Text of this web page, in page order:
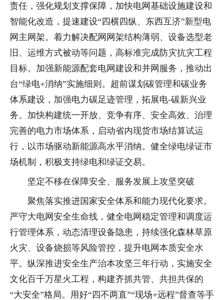
责任，强化规划支撑保障，加快电网基础设施建设和
智能化改造，提速建设“四横四纵、东西互济”新型电
网主网架。着力解决配网网架结构薄弱、设备选型老
旧、运维方式被动等问题，高标准完成防灾抗灾工程
目标。加强新能源配套电网建设和并网服务，推动出
台“绿电+消纳”实施细则。超前谋划碳管理和碳业务
体系建设，加强电力碳足迹管理，拓展电-碳新兴业
务。加快构建统一开放、竞争有序、安全高效、治理
完善的电力市场体系，启动省内现货市场结算试运
行，以市场驱动新能源高水平消纳。健全绿电绿证市
场机制，积极支持绿电和绿证交易。
坚定不移在保障安全、服务发展上攻坚突破
聚焦落实推进国家安全体系和能力现代化要求。
严守大电网安全生命线，健全电网稳定管理和调度运
行管理体系，动态清理设备隐患，持续强化森林草原
火灾、设备烧损等风险管控，提升电网本质安全水
平。纵深推进安全生产治本攻坚三年行动，实施安全
文化百千万星火工程，构建齐抓共管、共担共保的
“大安全”格局。用好“四不两直”“现场+远程”督查等手